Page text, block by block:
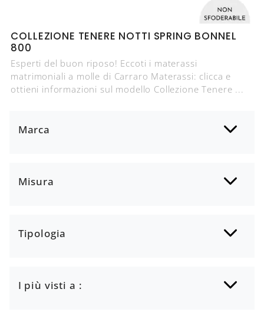
Marca
Misura
Tipologia
I più visti a :
COLLEZIONE TENERE NOTTI SPRING BONNEL
800
Esperti del buon riposo! Eccoti i materassi
matrimoniali a molle di Carraro Materassi: clicca e
ottieni informazioni sul modello Collezione Tenere ...